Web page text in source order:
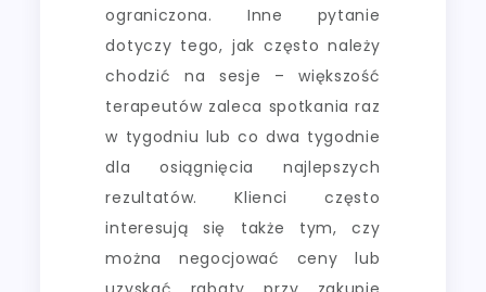
ograniczona. Inne pytanie
dotyczy tego, jak często należy
chodzić na sesje – większość
terapeutów zaleca spotkania raz
w tygodniu lub co dwa tygodnie
dla osiągnięcia najlepszych
rezultatów. Klienci często
interesują się także tym, czy
można negocjować ceny lub